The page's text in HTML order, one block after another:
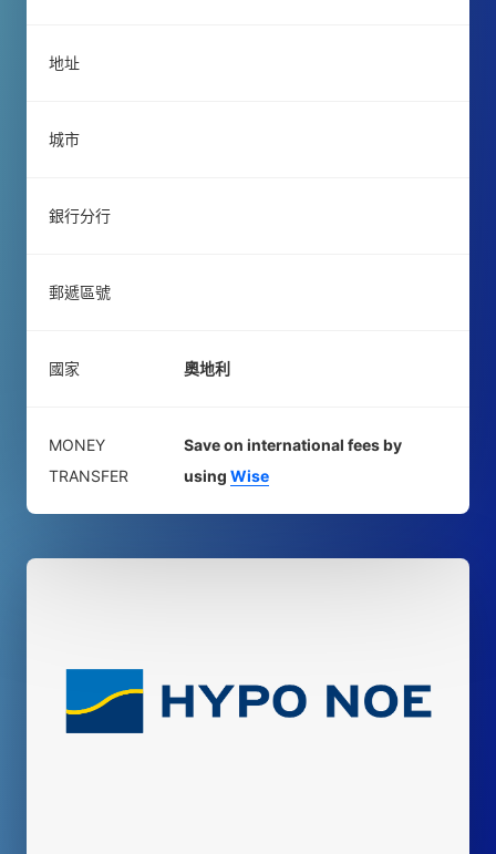
地址
城市
銀行分行
郵遞區號
國家 奧地利
MONEY
TRANSFER
Save on international fees by
using Wise